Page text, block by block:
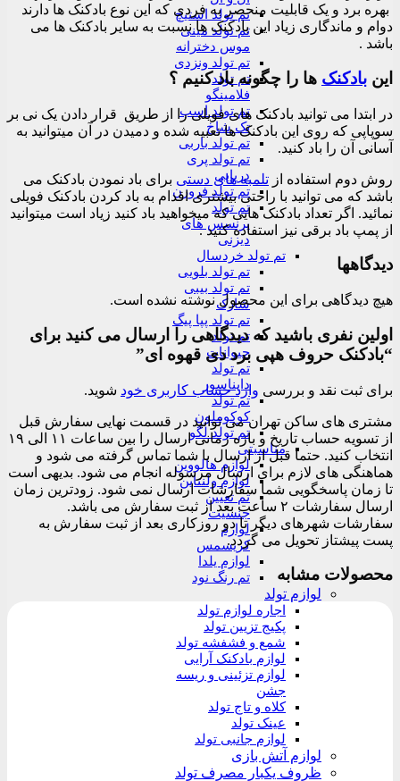
تم تولد استیچ
تم تولد مینی
موس دخترانه
تم تولد ونزدی
تم تولد
فلامینگو
تم تولد اسب
تک شاخ
تم تولد باربی
تم تولد پری
دریایی
تم تولد فروزن
تم تولد
پرنسس های
دیزنی
تم تولد خردسال
تم تولد بلویی
تم تولد بیبی
شارک
تم تولد پپا پیگ
تم تولد
حیوانات
تم تولد
دایناسور
تم تولد
کوکوملون
تم تولد لگو
مناسبتی
لوازم هالووین
لوازم ولنتاین
تم تعیین
جنسیت
لوازم
کریسمس
لوازم یلدا
تم رنگ نود
لوازم تولد
اجاره لوازم تولد
پکیج تزیین تولد
شمع و فشفشه تولد
لوازم بادکنک آرایی
لوازم تزئینی و ریسه
جشن
کلاه و تاج تولد
عینک تولد
لوازم جانبی تولد
لوازم آتش بازی
ظروف یکبار مصرف تولد
بهره برد و یک قابلیت منحصر به فردی که این نوع بادکنک ها دارند
دوام و ماندگاری زیاد این بادکنک ها نسبت به سایر بادکنک ها می
باشد .
این بادکنک ها را چگونه باد کنیم ؟
در ابتدا می توانید بادکنک های فویلی را از طریق قرار دادن یک نی بر
سوپاپی که روی این بادکنک ها تعبیه شده و دمیدن در آن میتوانید به
آسانی آن را باد کنید.
روش دوم استفاده از تلمبه های دستی برای باد نمودن بادکنک می
باشد که می توانید با راحتی بیشتری اقدام به باد کردن بادکنک فویلی
نمائید. اگر تعداد بادکنک هایی که میخواهید باد کنید زیاد است میتوانید
از پمپ باد برقی نیز استفاده کنید .
دیدگاهها
هیچ دیدگاهی برای این محصول نوشته نشده است.
اولین نفری باشید که دیدگاهی را ارسال می کنید برای
“بادکنک حروف هپی برد دی قهوه ای”
برای ثبت نقد و بررسی وارد حساب کاربری خود شوید.
مشتری های ساکن تهران می توانید در قسمت نهایی سفارش قبل
از تسویه حساب تاریخ و بازه زمانی ارسال را بین ساعات ۱۱ الی ۱۹
انتخاب کنید. حتما قبل از ارسال با شما تماس گرفته می شود و
هماهنگی های لازم برای ارسال مرسوله انجام می شود. بدیهی است
تا زمان پاسخگویی شما سفارشات ارسال نمی شود. زودترین زمان
ارسال سفارشات ۲ ساعت بعد از ثبت سفارش می باشد.
سفارشات شهرهای دیگر تا دو روزکاری بعد از ثبت سفارش به
پست پیشتاز تحویل می گردد.
محصولات مشابه